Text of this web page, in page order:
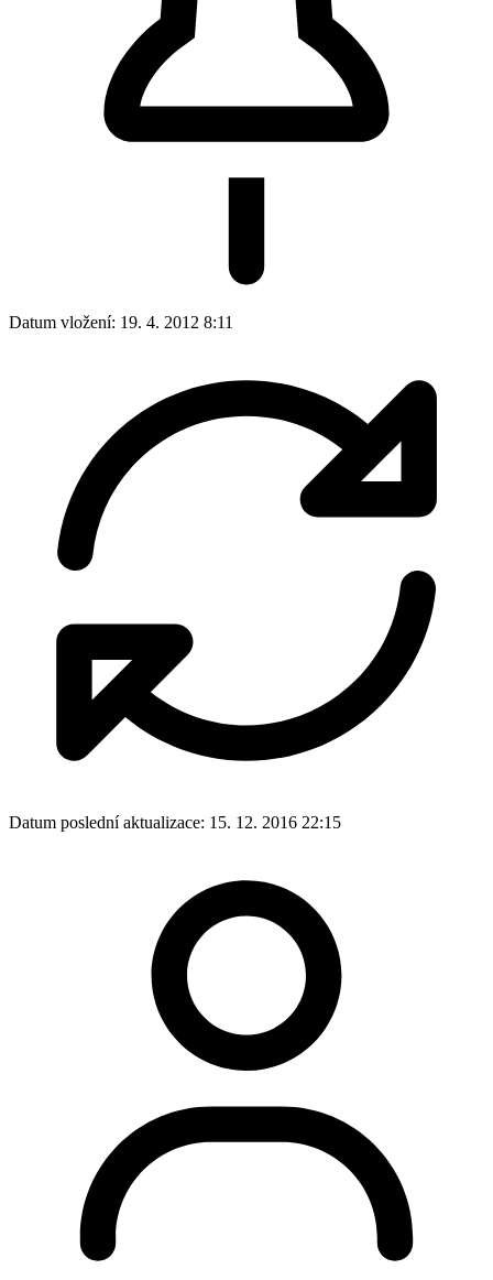
Datum vložení: 19. 4. 2012 8:11
Datum poslední aktualizace: 15. 12. 2016 22:15